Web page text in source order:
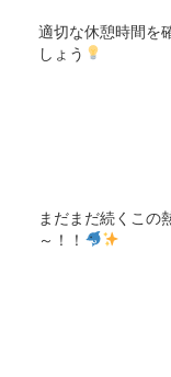
適切な休憩時間を
しょう
まだまだ続くこの
～！！